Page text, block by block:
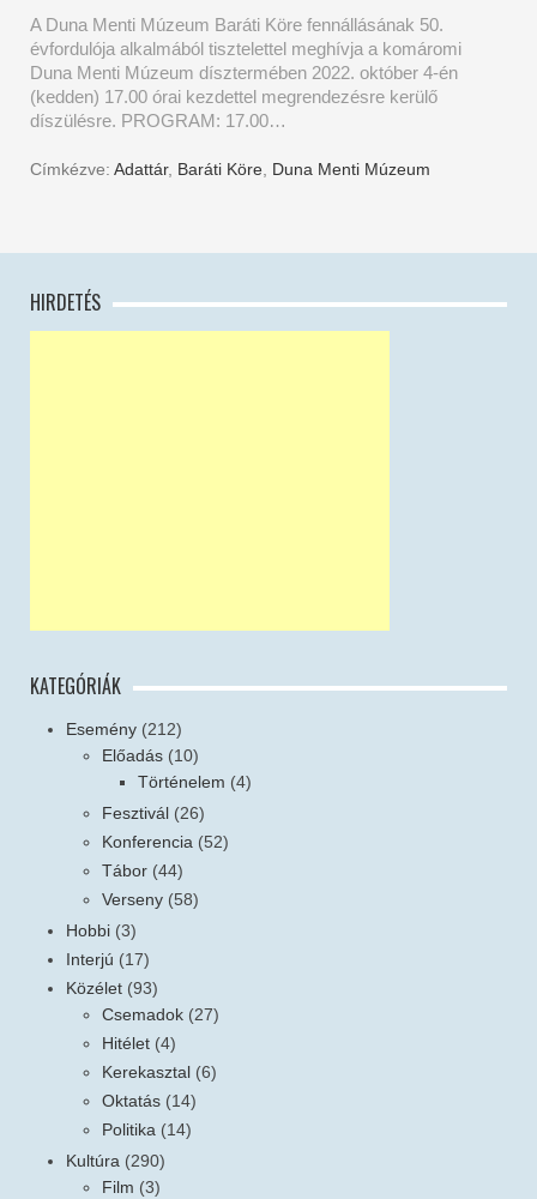
A Duna Menti Múzeum Baráti Köre fennállásának 50.
évfordulója alkalmából tisztelettel meghívja a komáromi
Duna Menti Múzeum dísztermében 2022. október 4-én
(kedden) 17.00 órai kezdettel megrendezésre kerülő
díszülésre. PROGRAM: 17.00…
Címkézve: Adattár, Baráti Köre, Duna Menti Múzeum
HIRDETÉS
KATEGÓRIÁK
Esemény (212)
Előadás (10)
Történelem (4)
Fesztivál (26)
Konferencia (52)
Tábor (44)
Verseny (58)
Hobbi (3)
Interjú (17)
Közélet (93)
Csemadok (27)
Hitélet (4)
Kerekasztal (6)
Oktatás (14)
Politika (14)
Kultúra (290)
Film (3)